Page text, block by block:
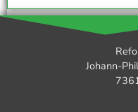
Johann-